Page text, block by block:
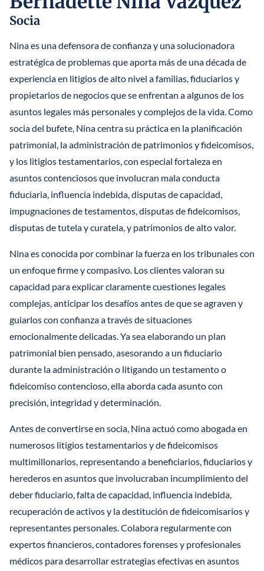
STEFANO MITTONE
B. NINA VAZQUEZ
Socia
Nina es una defensora de confianza y una solucionadora
estratégica de problemas que aporta más de una década de
experiencia en litigios de alto nivel a familias, fiduciarios y
propietarios de negocios que se enfrentan a algunos de los
asuntos legales más personales y complejos de la vida. Como
socia del bufete, Nina centra su práctica en la planificación
patrimonial, la administración de patrimonios y fideicomisos,
y los litigios testamentarios, con especial fortaleza en
asuntos contenciosos que involucran mala conducta
fiduciaria, influencia indebida, disputas de capacidad,
impugnaciones de testamentos, disputas de fideicomisos,
disputas de tutela y curatela, y patrimonios de alto valor.
Nina es conocida por combinar la fuerza en los tribunales con
un enfoque firme y compasivo. Los clientes valoran su
capacidad para explicar claramente cuestiones legales
complejas, anticipar los desafíos antes de que se agraven y
guiarlos con confianza a través de situaciones
emocionalmente delicadas. Ya sea elaborando un plan
patrimonial bien pensado, asesorando a un fiduciario
durante la administración o litigando un testamento o
fideicomiso contencioso, ella aborda cada asunto con
precisión, integridad y determinación.
Antes de convertirse en socia, Nina actuó como abogada en
numerosos litigios testamentarios y de fideicomisos
multimillonarios, representando a beneficiarios, fiduciarios y
herederos en asuntos que involucraban incumplimiento del
deber fiduciario, falta de capacidad, influencia indebida,
recuperación de activos y la destitución de fideicomisarios y
representantes personales. Colabora regularmente con
expertos financieros, contadores forenses y profesionales
médicos para desarrollar estrategias efectivas en asuntos